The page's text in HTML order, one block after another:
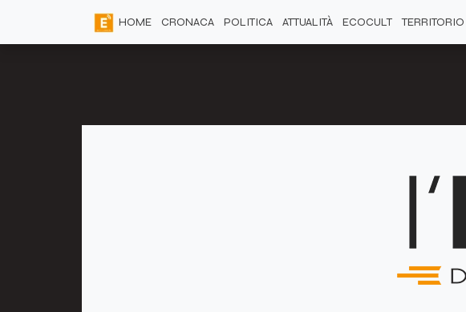
HOME CRONACA POLITICA ATTUALITÀ ECOCULT TERRITORIO